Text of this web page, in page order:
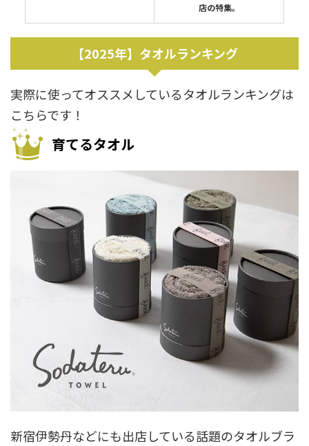
店の特集。
【2025年】タオルランキング
実際に使ってオススメしているタオルランキングは
こちらです！
育てるタオル
新宿伊勢丹などにも出店している話題のタオルブラ